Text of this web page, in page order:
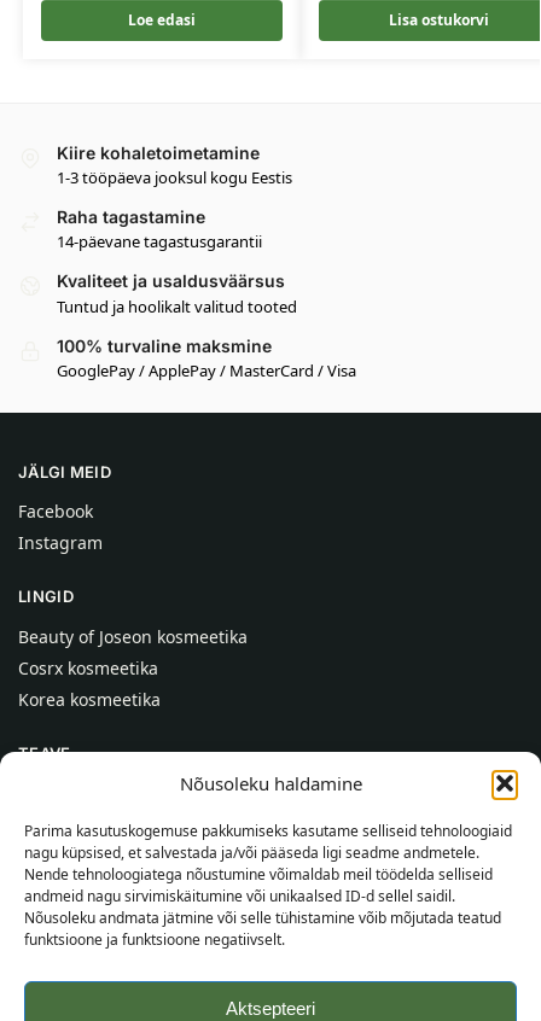
Nõusoleku haldamine
Parima kasutuskogemuse pakkumiseks kasutame selliseid tehnoloogiaid
nagu küpsised, et salvestada ja/või pääseda ligi seadme andmetele.
Nende tehnoloogiatega nõustumine võimaldab meil töödelda selliseid
andmeid nagu sirvimiskäitumine või unikaalsed ID-d sellel saidil.
Nõusoleku andmata jätmine või selle tühistamine võib mõjutada teatud
funktsioone ja funktsioone negatiivselt.
Aktsepteeri
Loe edasi Lisa ostukorvi
Kiire kohaletoimetamine
1-3 tööpäeva jooksul kogu Eestis
Raha tagastamine
14-päevane tagastusgarantii
Kvaliteet ja usaldusväärsus
Tuntud ja hoolikalt valitud tooted
100% turvaline maksmine
GooglePay / ApplePay / MasterCard / Visa
JÄLGI MEID
Facebook
Instagram
LINGID
Beauty of Joseon kosmeetika
Cosrx kosmeetika
Korea kosmeetika
TEAVE
Kontaktid
Abi
TEAVE OSTJALE
Tarnetingimused
Tingimused